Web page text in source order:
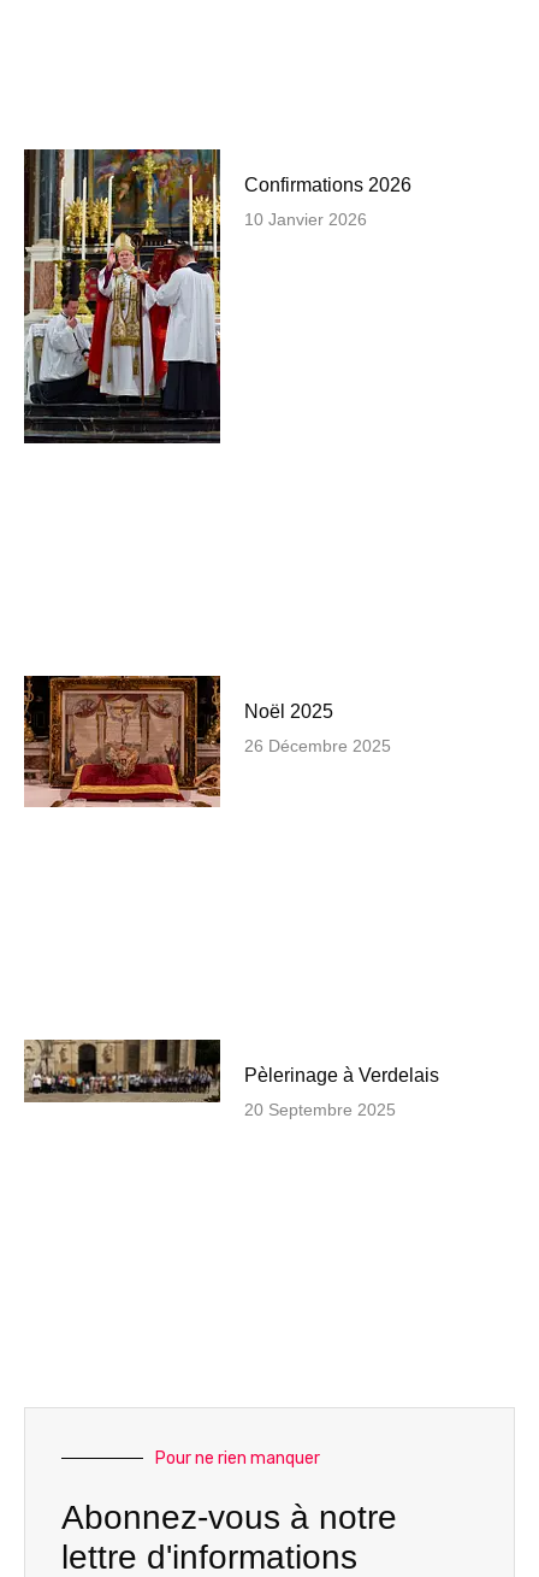
Confirmations 2026
10 Janvier 2026
Noël 2025
26 Décembre 2025
Pèlerinage à Verdelais
20 Septembre 2025
Pour ne rien manquer
Abonnez-vous à notre
lettre d'informations